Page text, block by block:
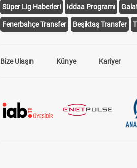
Süper Lig Haberleri iddaa Programı
Fenerbahçe Transfer Beşiktaş Transfer
Bize Ulaşın Künye Kariyer